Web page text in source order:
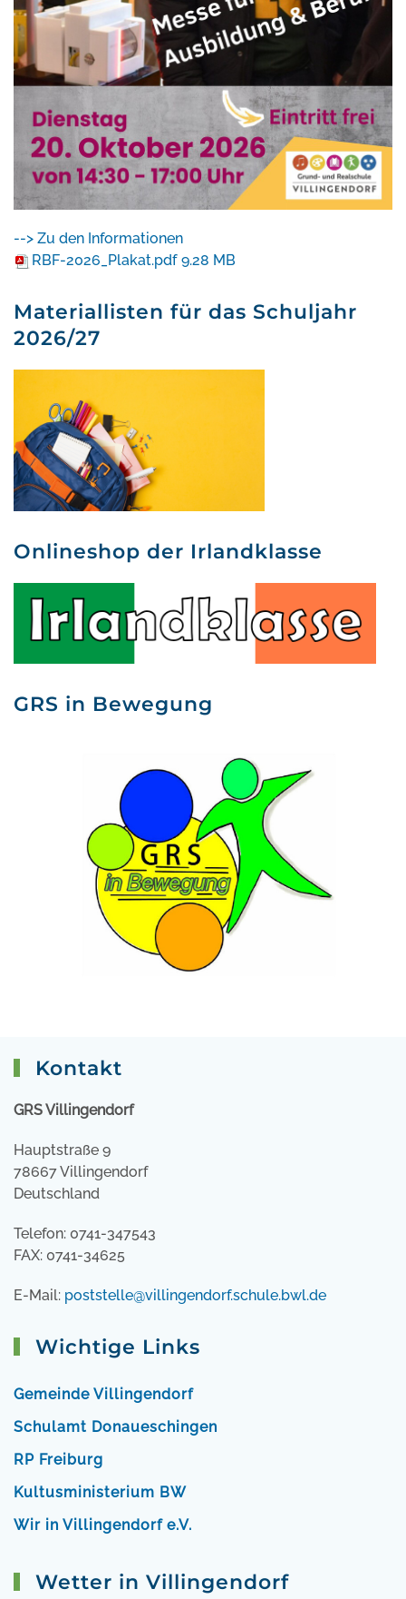
--> Zu den Informationen
RBF-2026_Plakat.pdf 9.28 MB
Materiallisten für das Schuljahr
2026/27
Onlineshop der Irlandklasse
GRS in Bewegung
Kontakt
GRS Villingendorf
Hauptstraße 9
78667 Villingendorf
Deutschland
Telefon: 0741-347543
FAX: 0741-34625
E-Mail: poststelle@villingendorf.schule.bwl.de
Wichtige Links
Gemeinde Villingendorf
Schulamt Donaueschingen
RP Freiburg
Kultusministerium BW
Wir in Villingendorf e.V.
Wetter in Villingendorf